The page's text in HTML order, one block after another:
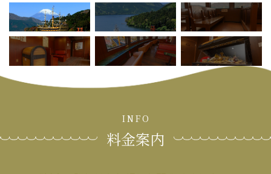
INFO
料金案内